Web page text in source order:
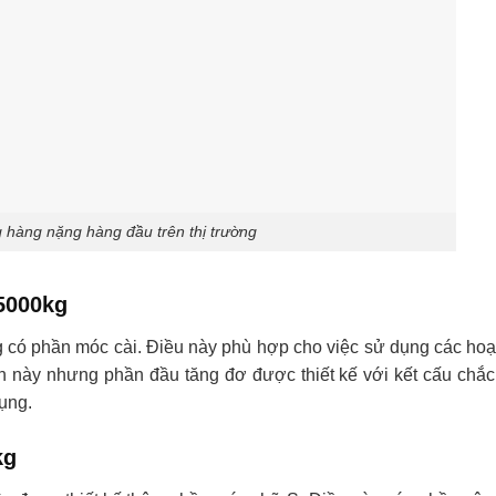
hàng nặng hàng đầu trên thị trường
phần móc cài. Điều này phù hợp cho việc sử dụng các
này nhưng phần đầu tăng đơ được thiết kế với kết cấu